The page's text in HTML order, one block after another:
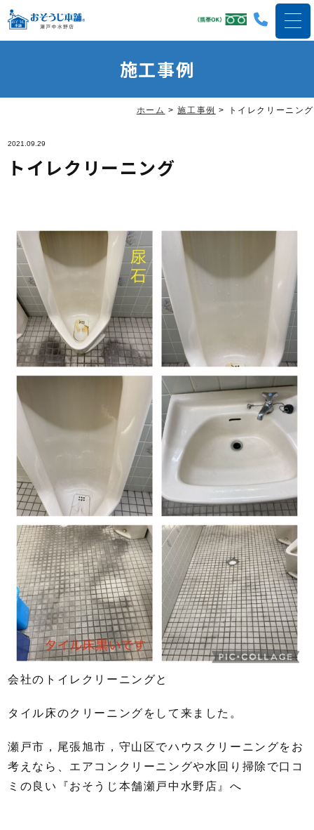
施工事例
ホーム >施工事例 > トイレクリーニング
2021.09.29
トイレクリーニング
会社のトイレクリーニングと
タイル床のクリーニングをして来ました。
瀬戸市，尾張旭市，守山区でハウスクリーニングをお
考えなら、エアコンクリーニングや水回り掃除で口コ
ミの良い『おそうじ本舗瀬戸中水野店』へ